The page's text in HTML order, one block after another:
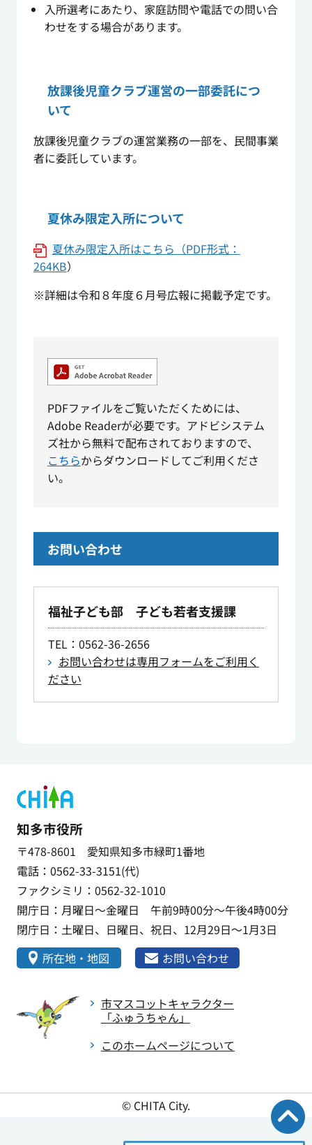
入所選考にあたり、家庭訪問や電話での問い合
わせをする場合があります。
放課後児童クラブ運営の一部委託につ
いて
放課後児童クラブの運営業務の一部を、民間事業
者に委託しています。
夏休み限定入所について
夏休み限定入所はこちら（PDF形式：
264KB）
※詳細は令和８年度６月号広報に掲載予定です。
PDFファイルをご覧いただくためには、
Adobe Readerが必要です。アドビシステム
ズ社から無料で配布されておりますので、
こちらからダウンロードしてご利用くださ
い。
お問い合わせ
福祉子ども部 子ども若者支援課
TEL：0562-36-2656
お問い合わせは専用フォームをご利用く
ださい
知多市役所
〒478-8601 愛知県知多市緑町1番地
電話：0562-33-3151(代)
ファクシミリ：0562-32-1010
開庁日：月曜日～金曜日 午前9時00分～午後4時00分
閉庁日：土曜日、日曜日、祝日、12月29日～1月3日
所在地・地図
お問い合わせ
市マスコットキャラクター
「ふゅうちゃん」
このホームページについて
© CHITA City.